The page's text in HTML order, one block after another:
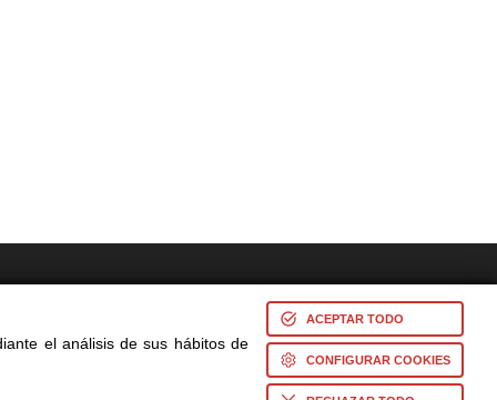
el análisis de sus hábitos de
ACEPTAR TODO
CONFIGURAR COOKIES